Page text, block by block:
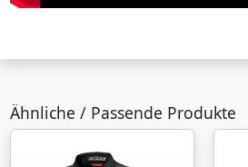
Ähnliche / Passende Produkte